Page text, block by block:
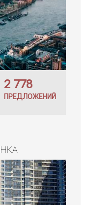
2 778
ПРЕДЛОЖЕНИЙ